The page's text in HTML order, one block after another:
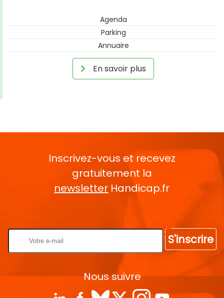
Agenda
Parking
Annuaire
En savoir plus
Inscrivez-vous et recevez
gratuitement la
newsletter Handicap.fr
S'inscrire
Nous suivre